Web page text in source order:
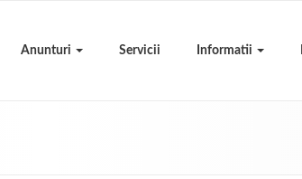
Anunturi Servicii Informatii